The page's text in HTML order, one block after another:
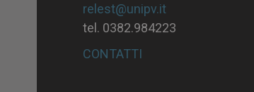
relest@unipv.it
tel. 0382.984223
CONTATTI